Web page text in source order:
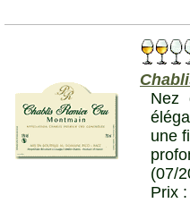
Nez
une
(07/
Prix